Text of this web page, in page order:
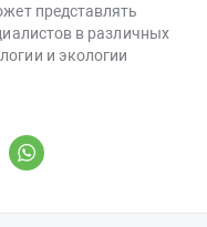
представлять
в различных
и экологии